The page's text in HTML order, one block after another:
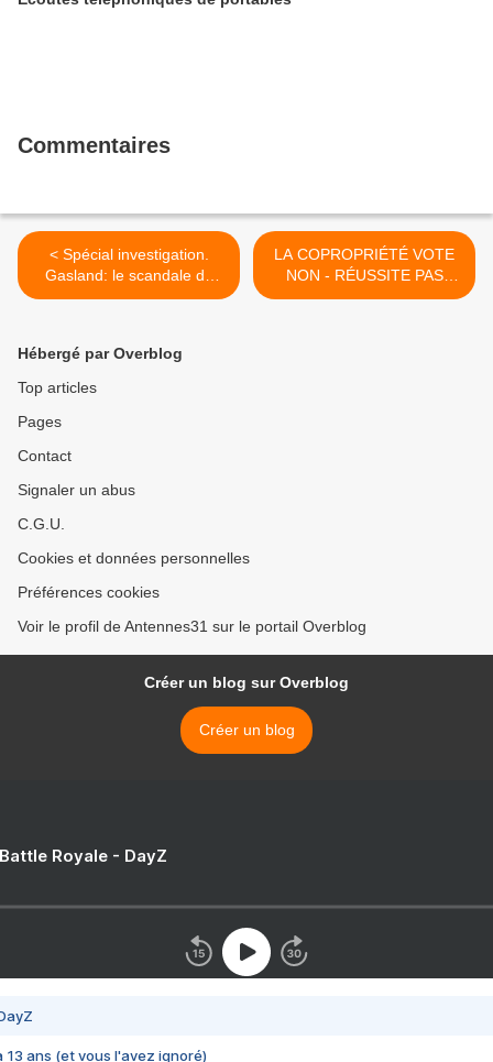
Commentaires
< Spécial investigation.
Gasland: le scandale de
l'eau contaminée
LA COPROPRIÉTÉ VOTE
NON - RÉUSSITE PAS
D'ANTENNES FREE AU
Hébergé par Overblog
Top articles
Pages
Contact
Signaler un abus
C.G.U.
Cookies et données personnelles
Préférences cookies
Voir le profil de Antennes31 sur le portail Overblog
Créer un blog sur Overblog
Créer un blog
Royale - DayZ
13 ans (et vous l'avez ignoré)